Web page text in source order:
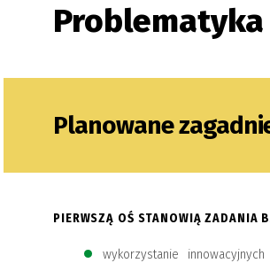
Planowane
PIERWSZĄ OŚ STANOWIĄ ZADANIA
wykorzystanie